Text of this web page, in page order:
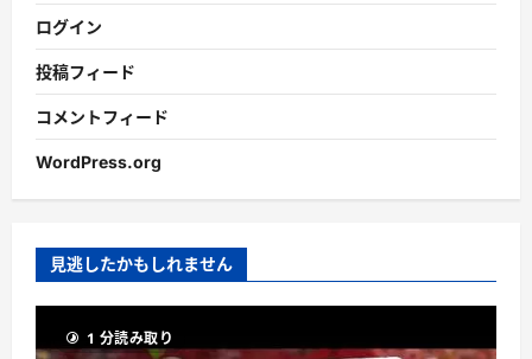
ログイン
投稿フィード
コメントフィード
WordPress.org
見逃したかもしれません
1 分読み取り